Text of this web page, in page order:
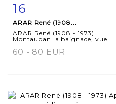
détaillée
16
ARAR René (1908...
ARAR René (1908 - 1973)
Montauban la baignade, vue...
60 - 80 EUR